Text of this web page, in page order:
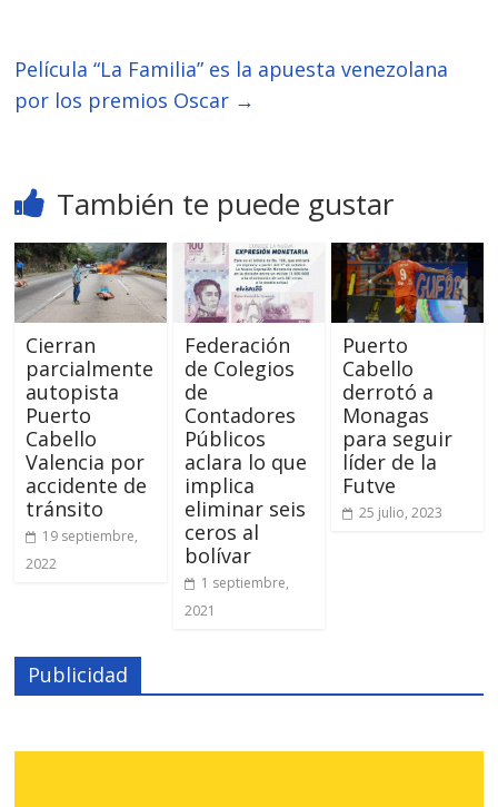
Película “La Familia” es la apuesta venezolana
por los premios Oscar →
También te puede gustar
Cierran
parcialmente
autopista
Puerto
Cabello
Valencia por
accidente de
tránsito
19 septiembre,
2022
Federación
de Colegios
de
Contadores
Públicos
aclara lo que
implica
eliminar seis
ceros al
bolívar
1 septiembre,
2021
Puerto
Cabello
derrotó a
Monagas
para seguir
líder de la
Futve
25 julio, 2023
Publicidad